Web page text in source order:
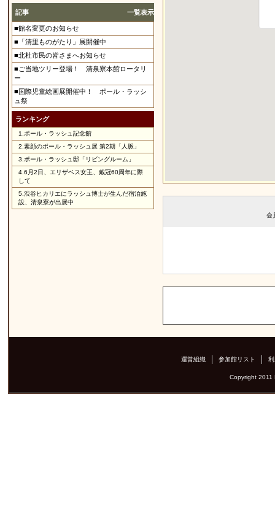
記事 一覧表示
■館名変更のお知らせ
■「清里ものがたり」展開催中
■北杜市民の皆さまへお知らせ
■ご当地ツリー登場！ 清泉寮本館ロータリ
ー
■国際児童絵画展開催中！ ポール・ラッシ
ュ祭
ランキング
1. ポール・ラッシュ記念館
2. 素顔のポール・ラッシュ展 第2期「人脈」
3. ポール・ラッシュ邸「リビングルーム」
4. 6月2日、エリザベス女王、戴冠60周年に際
して
5. 渋谷ヒカリエにラッシュ博士が生んだ宿泊施
設、清泉寮が出展中
会
運営組織 参加館リスト
Copyright 2011